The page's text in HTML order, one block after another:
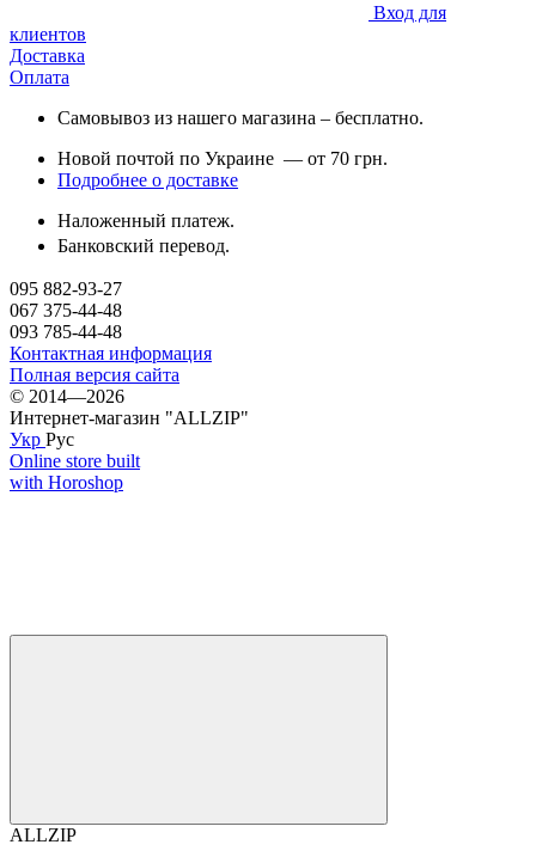
Вход для
клиентов
Доставка
Оплата
Самовывоз из нашего магазина – бесплатно.
Новой почтой по Украине — от 70 грн.
Подробнее о доставке
Наложенный платеж.
Банковский перевод.
095 882-93-27
067 375-44-48
093 785-44-48
Контактная информация
Полная версия сайта
© 2014—2026
Интернет-магазин "ALLZIP"
Укр Рус
Online store built
with Horoshop
ALLZIP